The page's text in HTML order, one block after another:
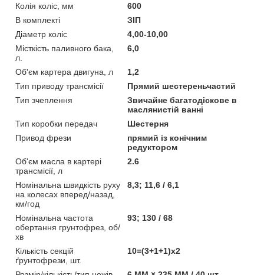
Колія коліс, мм
600
В комплекті
ЗІП
Діаметр коліс
4,00-10,00
Місткість паливного бака,
л.
6,0
Об'єм картера двигуна, л
1,2
Тип приводу трансмісії
Прямий шестереньчастий
Тип зчеплення
Звичайне багатодіскове в
маслянистій ванні
Тип коробки передач
Шестерня
Привод фрези
прямий із конічним
редуктором
Об'єм масла в картері
трансмісії, л
2.6
Номінальна швидкість руху
на колесах вперед/назад,
км/год
8,3; 11,6 / 6,1
Номінальна частота
обертання грунтофрез, об/
хв
93; 130 / 68
Кількість секцій
ґрунтофрези, шт.
10=(3+1+1)х2